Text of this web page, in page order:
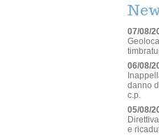
07/08/
06/08/
danno
c.p.
05/08/
e